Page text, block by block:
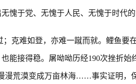
愧于党、无愧于人民、无愧于时代的
克难如登，亦难一蹴而就。鲤鱼
能接得稳。屠呦呦历经190次挫折
漫荒漠变成万亩林海……事实证明，